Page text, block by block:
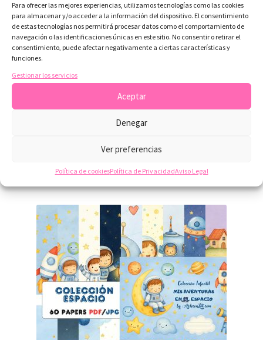
Para ofrecer las mejores experiencias, utilizamos tecnologías como las cookies
para almacenar y/o acceder a la información del dispositivo. El consentimiento
de estas tecnologías nos permitirá procesar datos como el comportamiento de
navegación o las identificaciones únicas en este sitio. No consentir o retirar el
consentimiento, puede afectar negativamente a ciertas características y
funciones.
Gestionar los servicios
Aceptar
Denegar
Ver preferencias
Política de cookiesPolítica de PrivacidadAviso Legal
Kit Scrapbooking Primera Comunión Niño – 33 Papeles
¡OFERTA!
7,50€El
original
7,50 €.
3,50
actual
3,50 €.
Añadir al carrito